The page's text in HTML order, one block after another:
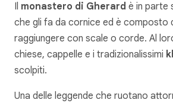
Il monastero di Gherard è in parte
che gli fa da cornice ed è composto
raggiungere con scale o corde. Al
chiese, cappelle e i tradizionalissimi
scolpiti.
Una delle leggende che ruotano